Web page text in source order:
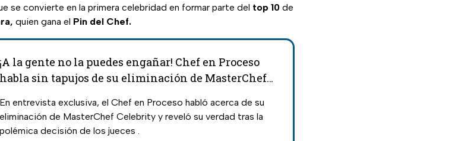
se convierte en la primera celebridad en formar parte del top 10 de
quien gana el Pin del Chef.
¡A la gente no la puedes engañar! Chef en Proceso
habla sin tapujos de su eliminación de MasterChef
En entrevista exclusiva, el Chef en Proceso habló acerca de su
eliminación de MasterChef Celebrity y reveló su verdad tras la
polémica decisión de los jueces .